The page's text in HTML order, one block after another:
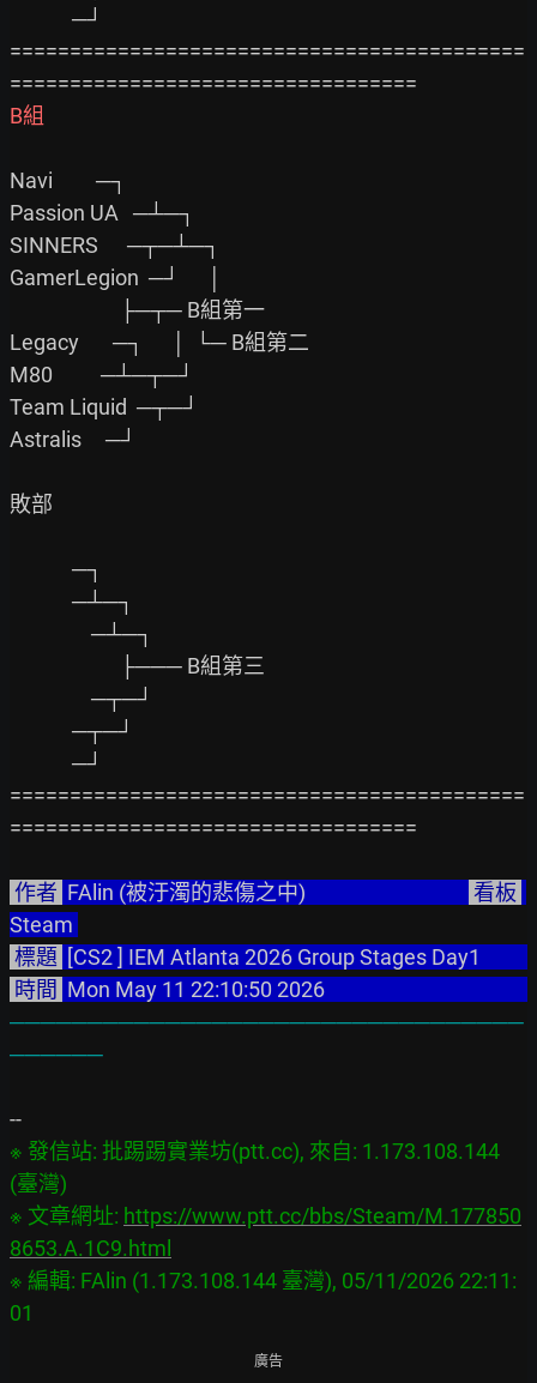
===========================================
B組
Navi         ─┐
Passion UA   ─┴─┐
SINNERS      ─┬─┴─┐
GamerLegion  ─┘      │
Legacy       ─┐      │  └─ B組第二
M80          ─┴─┬─┘
Team Liquid  ─┬─┘
Astralis     ─┘
敗部
===========================================
==================================
作者 FAlin (被汙濁的悲傷之中)
Steam
標題
時間
─────────────────────────────────
──────
※ 發信站: 批踢踢實業坊(ptt.cc), 來自: 1.173.108.144
(臺灣)
※ 文章網址: https://www.ptt.cc/bbs/Steam/M.177850
8653.A.1C9.html
※ 編輯: FAlin (1.173.108.144 臺灣), 05/11/2026 22:11:
廣告